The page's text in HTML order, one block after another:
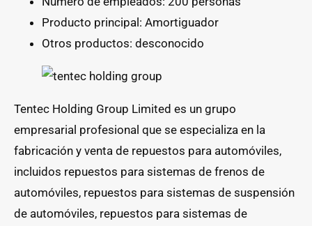
Producto principal: Amortiguador
Otros productos: desconocido
Tentec Holding Group Limited es un grupo
empresarial profesional que se especializa en la
fabricación y venta de repuestos para automóviles,
incluidos repuestos para sistemas de frenos de
automóviles, repuestos para sistemas de suspensión
de automóviles, repuestos para sistemas de